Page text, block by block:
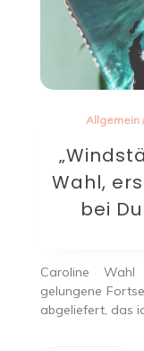
Allgemein
Wahl,
bei
Caroline
gelungene
abgeliefert, das